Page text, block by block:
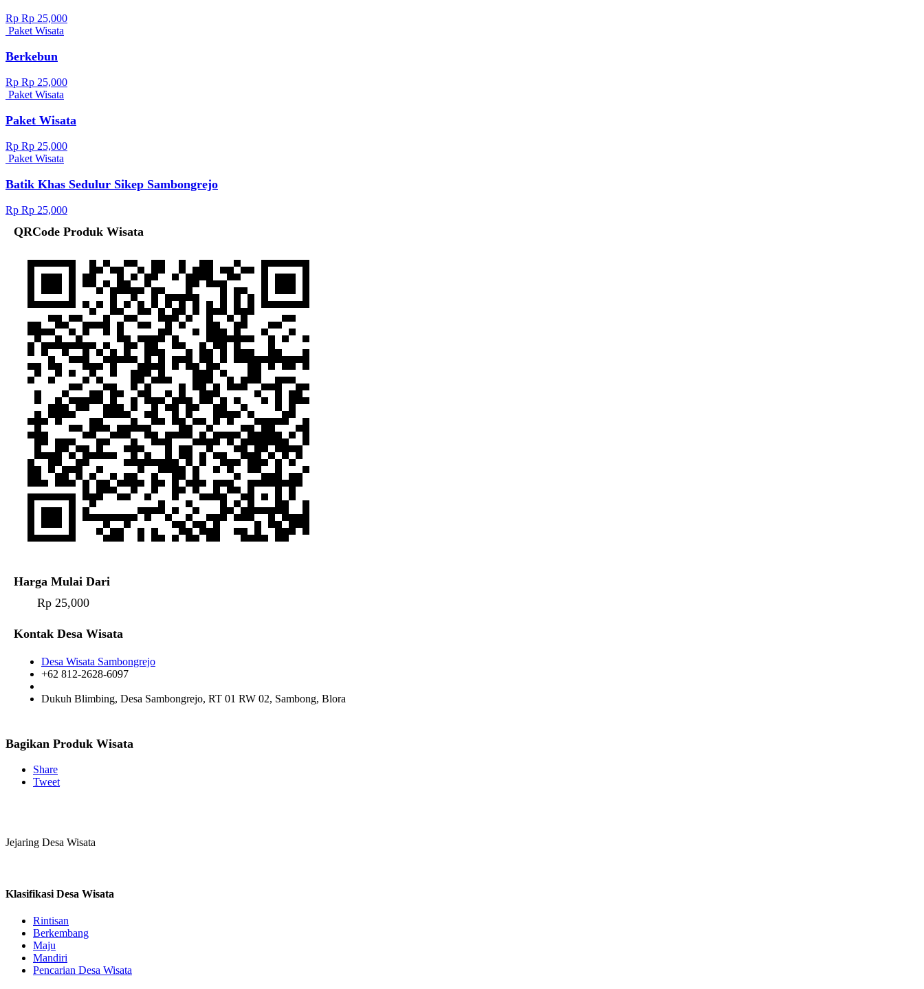
Rp Rp 25,000
Paket Wisata
Berkebun
Rp Rp 25,000
Paket Wisata
Paket Wisata
Rp Rp 25,000
Paket Wisata
Batik Khas Sedulur Sikep Sambongrejo
Rp Rp 25,000
QRCode Produk Wisata
Harga Mulai Dari
Rp 25,000
Kontak Desa Wisata
Desa Wisata Sambongrejo
+62 812-2628-6097
Dukuh Blimbing, Desa Sambongrejo, RT 01 RW 02, Sambong, Blora
Bagikan Produk Wisata
Share
Tweet
Jejaring Desa Wisata
Klasifikasi Desa Wisata
Rintisan
Berkembang
Maju
Mandiri
Pencarian Desa Wisata